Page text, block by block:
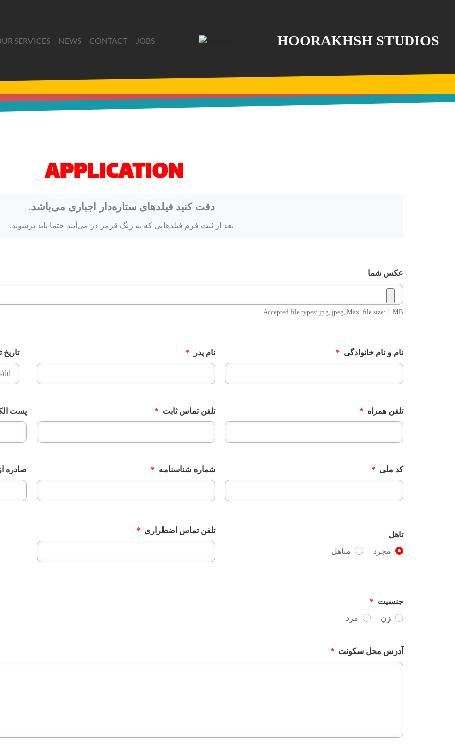
content
SERVICES NEWS CONTACT JOBS HOORAKHSH STUDIOS
APPLICATION
دقت کنید فیلدهای ستاره‌دار اجباری می‌باشد.
بعد از ثبت فرم فیلدهایی که به رنگ قرمز در می‌آیند حتما باید پرشوند.
عکس شما
Accepted file types: jpg, jpeg, Max. file size: 1 MB.
نام و نام خانوادگی * نام پدر * تاریخ
MM
DD
تلفن همراه * تلفن تماس ثابت * پست
کد ملی * شماره شناسنامه * صادره
تاهل
مجرد
متاهل
تلفن تماس اضطراری *
جنسیت *
زن
مرد
آدرس محل سکونت *